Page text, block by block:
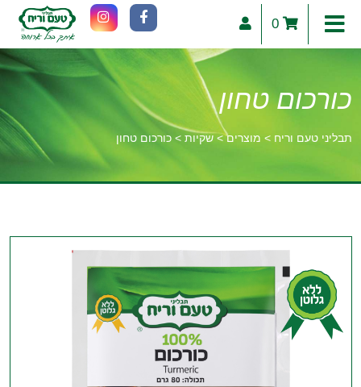
0
כורכום טחון
תבליני טעם וריח > מוצרים>שקיות >כורכום טחון